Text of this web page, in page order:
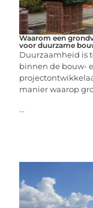
Waarom een
voor duurzame
Duurzaamheid is
binnen de bouw-
manier waarop
...